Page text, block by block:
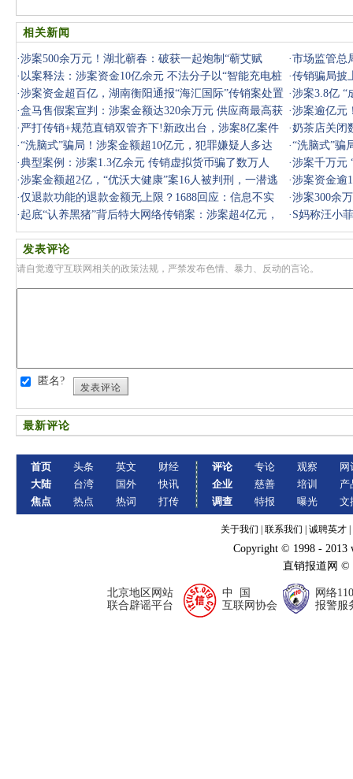
相关新闻
·涉案500余万元！湖北蕲春：破获一起炮制“蕲艾赋
能”网络传销
·市场监管总
年专项整
· 以案释法：涉案资金10亿余元 不法分子以“智能充电桩
商城系统
·传销骗局披
·涉案资金超百亿，湖南衡阳通报“海汇国际”传销案处置
进展
·涉案3.8亿 “
·盒马售假案宣判：涉案金额达320余万元 供应商最高获
刑五年
·涉案逾亿元
一起特
· 严打传销+规范直销双管齐下!新政出台，涉案8亿案件
释放哪些信
·奶茶店关闭
本上的餐
·“洗脑式”骗局！涉案金额超10亿元，犯罪嫌疑人多达
300余名
·“洗脑式”骗
·典型案例：涉案1.3亿余元 传销虚拟货币骗了数万人 ·涉案千万元
·涉案金额超2亿，“优沃大健康”案16人被判刑，一潜逃
人员回国
·涉案资金逾
组织
·仅退款功能的退款金额无上限？1688回应：信息不实 ·涉案300余
络传销案
· 起底“认养黑猪”背后特大网络传销案：涉案超4亿元，
24人获刑
· S妈称汪小
台币
发表评论
请自觉遵守互联网相关的政策法规，严禁发布色情、暴力、反动的言论。
匿名?
发表评论
最新评论
首页
大陆
焦点
头条
台湾
热点
英文
国外
热词
财经
快讯
打传
评论
企业
调查
专论
慈善
特报
观察
培训
曝光
网
产
文
关于我们 联系我们 诚聘英才
Copyright © 1998 - 2013
直销报道网
北京地区网站
联合辟谣平台
中 国
互联网协会
网络110
报警服